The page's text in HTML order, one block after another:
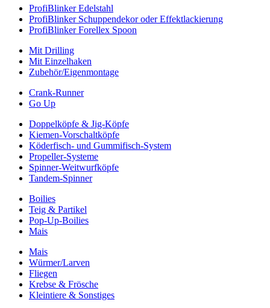
ProfiBlinker Edelstahl
ProfiBlinker Schuppendekor oder Effektlackierung
ProfiBlinker Forellex Spoon
Mit Drilling
Mit Einzelhaken
Zubehör/Eigenmontage
Crank-Runner
Go Up
Doppelköpfe & Jig-Köpfe
Kiemen-Vorschaltköpfe
Köderfisch- und Gummifisch-System
Propeller-Systeme
Spinner-Weitwurfköpfe
Tandem-Spinner
Boilies
Teig & Partikel
Pop-Up-Boilies
Mais
Mais
Würmer/Larven
Fliegen
Krebse & Frösche
Kleintiere & Sonstiges